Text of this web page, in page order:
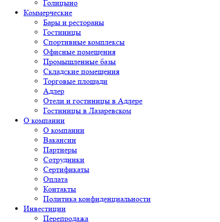
Голицыно
Коммерческие
Бары и рестораны
Гостиницы
Спортивные комплексы
Офисные помещения
Промышленные базы
Складские помещения
Торговые площади
Адлер
Отели и гостиницы в Адлере
Гостиницы в Лазаревском
О компании
О компании
Вакансии
Партнеры
Сотрудники
Сертификаты
Оплата
Контакты
Политика конфиденциальности
Инвестиции
Перепродажа